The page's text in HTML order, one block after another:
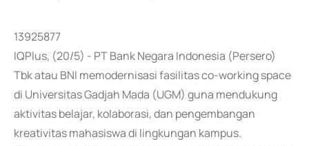
13925877
IQPlus, (20/5) - PT Bank Negara Indonesia (Persero)
Tbk atau BNI memodernisasi fasilitas co-working space
di Universitas Gadjah Mada (UGM) guna mendukung
aktivitas belajar, kolaborasi, dan pengembangan
kreativitas mahasiswa di lingkungan kampus.